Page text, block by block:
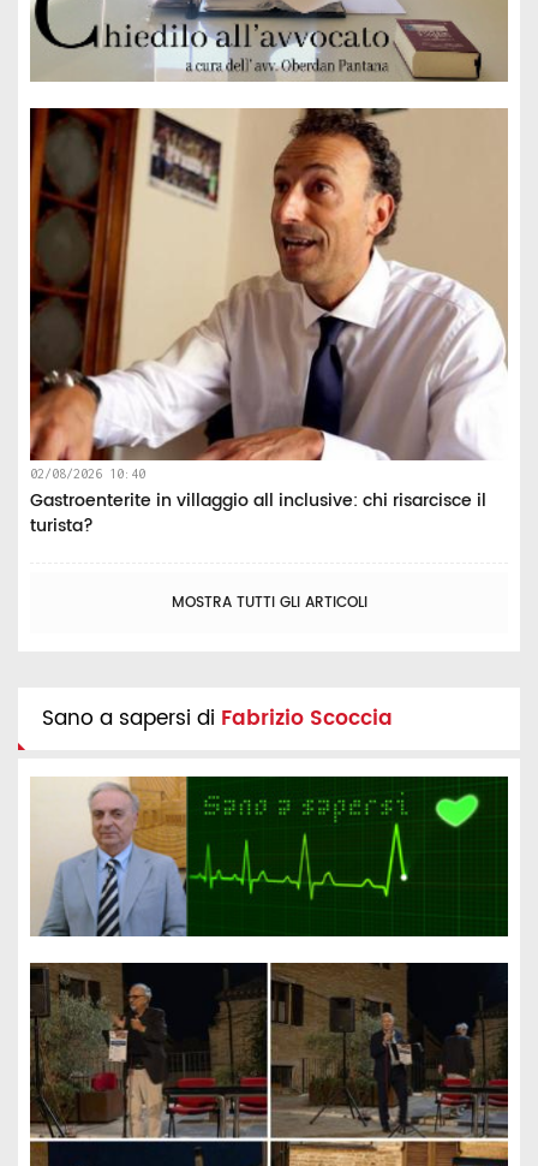
02/08/2026 10:40
Gastroenterite in villaggio all inclusive: chi risarcisce il
turista?
MOSTRA TUTTI GLI ARTICOLI
Sano a sapersi di Fabrizio Scoccia